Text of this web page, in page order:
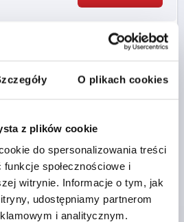
O plikach cookies
z plików cookie
do spersonalizowania treści
społecznościowe i
witrynie. Informacje o tym, jak
udostępniamy partnerom
i analitycznym.
FORMA:B, STAL
MIT NUT
ANSCHWEIßBAR